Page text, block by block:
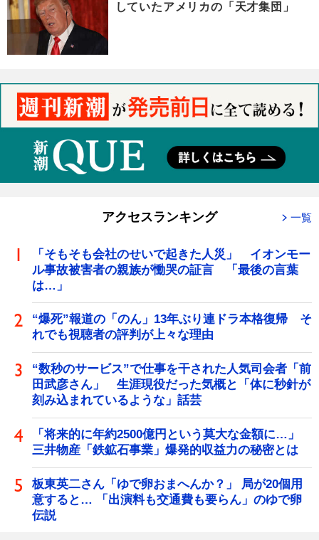
していたアメリカの「天才集団」
アクセスランキング 一覧
「そもそも会社のせいで起きた人災」 イオンモー
ル事故被害者の親族が慟哭の証言 「最後の言葉
は…」
“爆死”報道の「のん」13年ぶり連ドラ本格復帰 そ
れでも視聴者の評判が上々な理由
“数秒のサービス”で仕事を干された人気司会者「前
田武彦さん」 生涯現役だった気概と「体に秒針が
刻み込まれているような」話芸
「将来的に年約2500億円という莫大な金額に…」
三井物産「鉄鉱石事業」爆発的収益力の秘密とは
板東英二さん「ゆで卵おまへんか？」 局が20個用
意すると… 「出演料も交通費も要らん」のゆで卵
伝説